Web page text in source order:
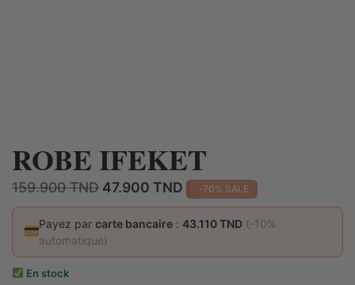
ROBE IFEKET
159.900TND Le
prix
initial
était :
159.900 TND.
47.900 TND Le
prix
actuel
47.900 TND.
-70% SALE
Payez parcarte bancaire :43.110 TND (-10%
automatique)
En stock